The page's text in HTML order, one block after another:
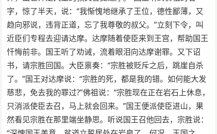
字，惊了半天，说：“我惭愧地继承了王位，德性鄙薄，又
趋向邪说，违背正道，忘了我尊敬的叔父。”立刻下令，叫
近臣们专程去迎请达摩。达摩随着使臣来到王宫，帮助国王
忏悔前非。国王听了劝诫，流着眼泪向达摩谢罪。又下诏
书，请宗胜回国。大臣禀奏：“宗胜被贬斥之后，跳崖自杀
了。”国王对达摩说：“宗胜的死，都是我的错。如何能大发
慈悲，免去我的罪过?”佛祖说：“宗胜现在正在岩石上休息，
只消派使臣去召，马上就会回来。”国王便派使臣进山，果
然看见宗胜在那里端坐静思。听说国王召他回去，宗胜说：